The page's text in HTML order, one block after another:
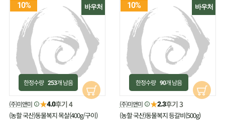
바우처
10%
한정수량 90개 남음
(주)미앤미 ★2.3후기 3
(농할 국산)동물복지 등갈비(500g)
바우처
10%
한정수량 253개 남음
(주)미앤미 ★4.0후기 4
(농할 국산)동물복지 목살(400g/구이)